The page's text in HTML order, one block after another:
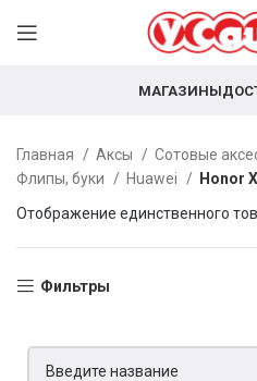
МАГАЗИНЫ
Главная Аксы Сотовые
Флипы, буки
Huawei
Honor
Отображение единственного
Фильтры